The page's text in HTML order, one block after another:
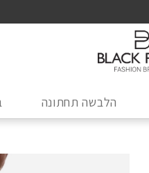
הלבשה תחתונה